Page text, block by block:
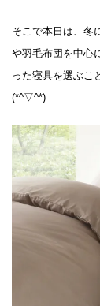
そこで本日は、冬
や羽毛布団を中心
った寝具を選ぶこ
(*^▽^*)